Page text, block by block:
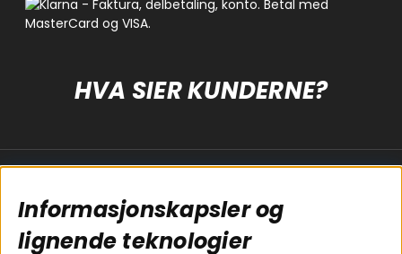
HVA SIER KUNDERNE?
Koblingsguide for
subwoofers
Cookies
Kjøpsvilkår
Informasjonskapsler og
lignende teknologier